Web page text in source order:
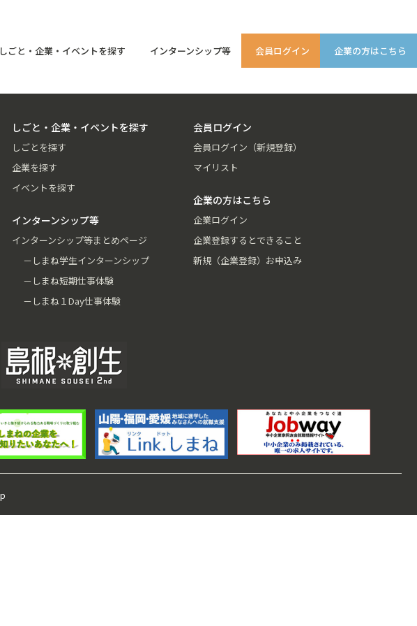
しごと・企業・イベントを探す インターンシップ等 会員ログイン 企業の方はこちら
しごと・企業・イベントを探す
しごとを探す
企業を探す
イベントを探す
インターンシップ等
インターンシップ等まとめページ
－しまね学生インターンシップ
－しまね短期仕事体験
－しまね１Day仕事体験
会員ログイン
会員ログイン（新規登録）
マイリスト
企業の方はこちら
企業ログイン
企業登録するとできること
新規（企業登録）お申込み